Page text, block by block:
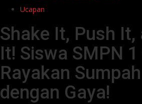
Ucapan
Shake It, Push It,
It! Siswa SMPN
Rayakan
dengan Gaya!